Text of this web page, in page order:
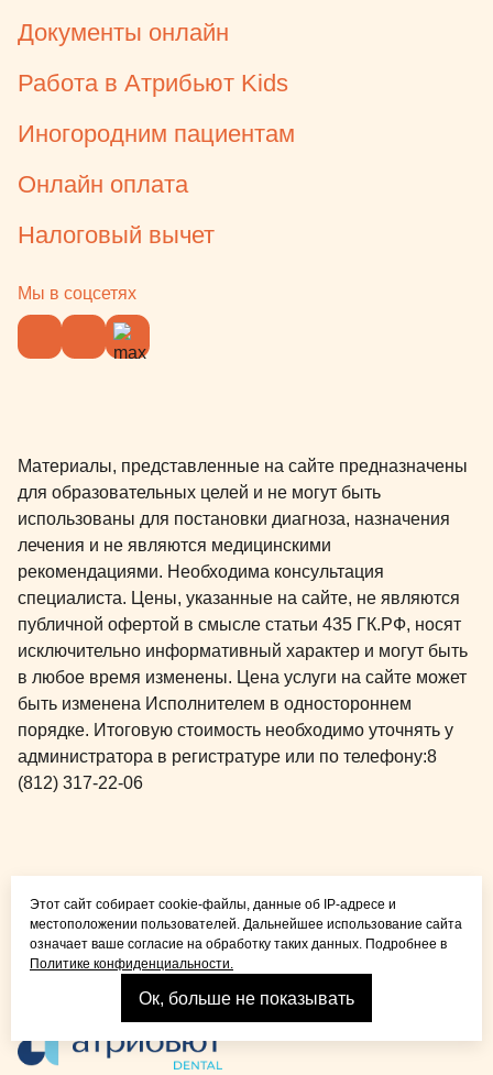
Документы онлайн
Работа в Атрибьют Kids
Иногородним пациентам
Онлайн оплата
Налоговый вычет
Мы в соцсетях
Материалы, представленные на сайте предназначены
для образовательных целей и не могут быть
использованы для постановки диагноза, назначения
лечения и не являются медицинскими
рекомендациями. Необходима консультация
специалиста. Цены, указанные на сайте, не являются
публичной офертой в смысле статьи 435 ГК.РФ, носят
исключительно информативный характер и могут быть
в любое время изменены. Цена услуги на сайте может
быть изменена Исполнителем в одностороннем
порядке. Итоговую стоимость необходимо уточнять у
администратора в регистратуре или по телефону:8
(812) 317-22-06
детей и взрослых
Взрослая стоматология
Этот сайт собирает cookie-файлы, данные об IP-адресе и
местоположении пользователей. Дальнейшее использование сайта
означает ваше согласие на обработку таких данных. Подробнее в
Политике конфиденциальности.
Ок, больше не показывать